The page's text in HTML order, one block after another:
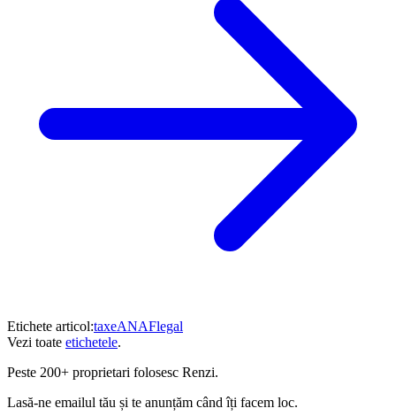
Etichete articol:taxeANAFlegal
Vezi toate etichetele.
Peste 200+ proprietari folosesc Renzi.
Lasă-ne emailul tău și te anunțăm când îți facem loc.